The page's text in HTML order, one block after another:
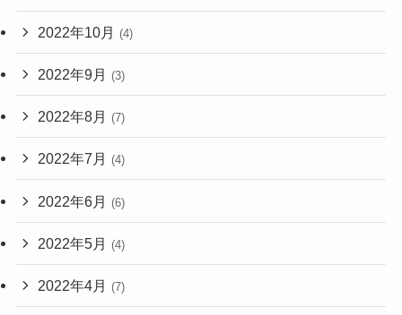
2022年10月 (4)
2022年9月 (3)
2022年8月 (7)
2022年7月 (4)
2022年6月 (6)
2022年5月 (4)
2022年4月 (7)